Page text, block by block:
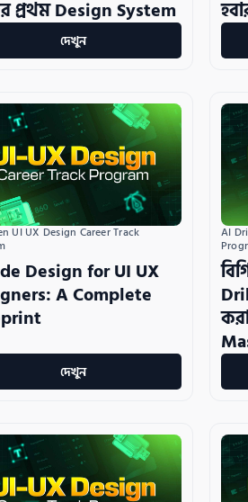
প্রথম Design System
দেখুন
UI UX Design Career Track
Design for UI UX
A Complete
দেখুন
AI